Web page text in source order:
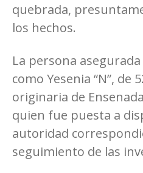
quebrada,
los hechos.
La persona
como Yesenia “N”, de
originaria de
quien fue puesta a
autoridad
seguimiento de las